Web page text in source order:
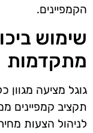
הקמפיינים.
שימוש
מתקדמות
גוגל מציעה מגוון
תקציב קמפיינים
לניהול הצעות